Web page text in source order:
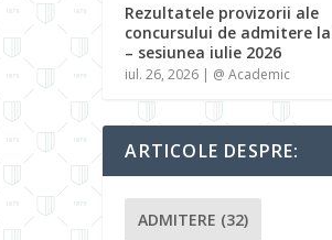
Rezultatele provizorii ale
concursului de admitere la
– sesiunea iulie 2026
iul. 26, 2026 | @ Academic
ARTICOLE DESPRE:
ADMITERE (32)